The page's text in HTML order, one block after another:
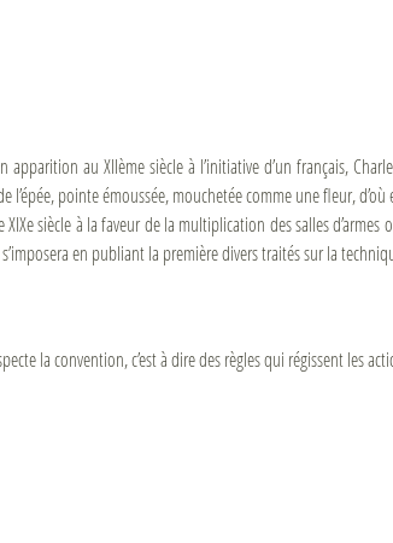
apparition au XIIème siècle à l’initiative d’un français,
l’épée, pointe émoussée, mouchetée comme une fleur,
siècle à la faveur de la multiplication des salles
en publiant la première divers traités sur la
la convention, c’est à dire des règles qui régissent